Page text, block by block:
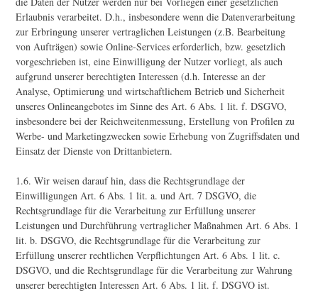
Erlaubnis verarbeitet. D.h., insbesondere wenn die Datenverarbeitung
zur Erbringung unserer vertraglichen Leistungen (z.B. Bearbeitung
von Aufträgen) sowie Online-Services erforderlich, bzw. gesetzlich
vorgeschrieben ist, eine Einwilligung der Nutzer vorliegt, als auch
aufgrund unserer berechtigten Interessen (d.h. Interesse an der
Analyse, Optimierung und wirtschaftlichem Betrieb und Sicherheit
unseres Onlineangebotes im Sinne des Art. 6 Abs. 1 lit. f. DSGVO,
insbesondere bei der Reichweitenmessung, Erstellung von Profilen zu
Werbe- und Marketingzwecken sowie Erhebung von Zugriffsdaten und
Einsatz der Dienste von Drittanbietern.
1.6. Wir weisen darauf hin, dass die Rechtsgrundlage der
Einwilligungen Art. 6 Abs. 1 lit. a. und Art. 7 DSGVO, die
Rechtsgrundlage für die Verarbeitung zur Erfüllung unserer
Leistungen und Durchführung vertraglicher Maßnahmen Art. 6 Abs. 1
lit. b. DSGVO, die Rechtsgrundlage für die Verarbeitung zur
Erfüllung unserer rechtlichen Verpflichtungen Art. 6 Abs. 1 lit. c.
DSGVO, und die Rechtsgrundlage für die Verarbeitung zur Wahrung
unserer berechtigten Interessen Art. 6 Abs. 1 lit. f. DSGVO ist.